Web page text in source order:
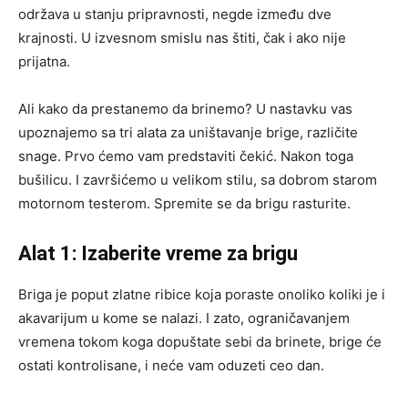
održava u stanju pripravnosti, negde između dve
krajnosti. U izvesnom smislu nas štiti, čak i ako nije
prijatna.
Ali kako da prestanemo da brinemo? U nastavku vas
upoznajemo sa tri alata za uništavanje brige, različite
snage. Prvo ćemo vam predstaviti čekić. Nakon toga
bušilicu. I završićemo u velikom stilu, sa dobrom starom
motornom testerom. Spremite se da brigu rasturite.
Alat 1: Izaberite vreme za brigu
Briga je poput zlatne ribice koja poraste onoliko koliki je i
akavarijum u kome se nalazi. I zato, ograničavanjem
vremena tokom koga dopuštate sebi da brinete, brige će
ostati kontrolisane, i neće vam oduzeti ceo dan.